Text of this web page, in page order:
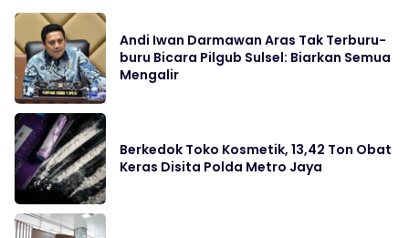
Andi Iwan Darmawan Aras Tak Terburu-
buru Bicara Pilgub Sulsel: Biarkan Semua
Mengalir
Berkedok Toko Kosmetik, 13,42 Ton Obat
Keras Disita Polda Metro Jaya